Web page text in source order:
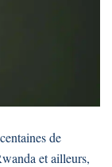
de
et ailleurs,